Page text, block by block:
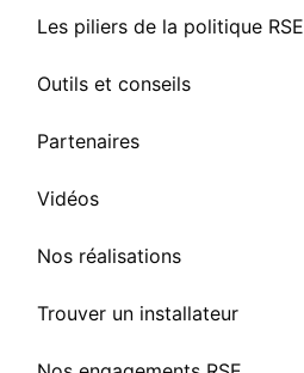
Les piliers de la politique RSE
Outils et conseils
Partenaires
Vidéos
Nos réalisations
Trouver un installateur